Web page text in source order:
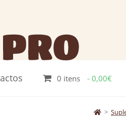
0 itens 0,00€
>